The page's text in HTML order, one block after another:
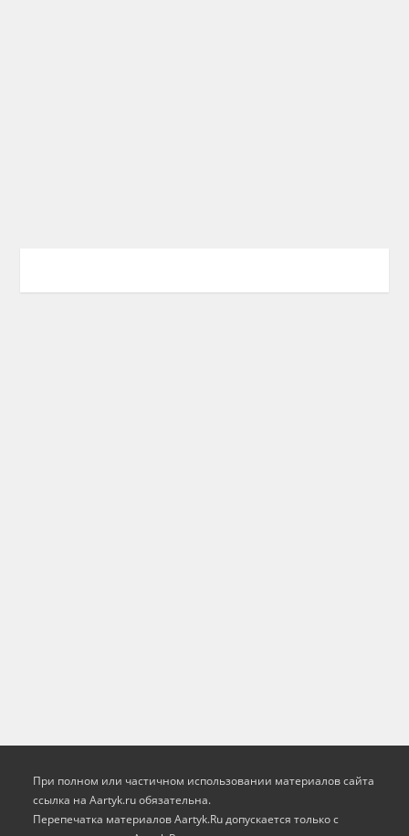
При полном или частичном использовании материалов сайта
ссылка на Aartyk.ru oбязательна.
Перепечатка материалов Aartyk.Ru допускается только с